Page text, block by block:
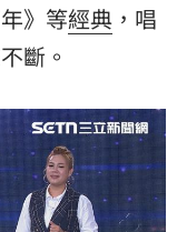
》等經典 ，唱
斷。